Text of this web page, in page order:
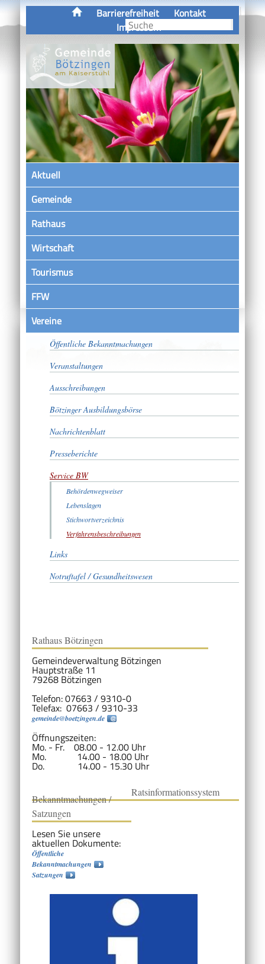
Barrierefreiheit
Kontakt
Impressum
Aktuell
Gemeinde
Rathaus
Wirtschaft
Tourismus
FFW
VereineSatzungen
Öffentliche Bekanntmachungen
Veranstaltungen
Ausschreibungen
Bötzinger Ausbildungsbörse
Nachrichtenblatt
Presseberichte
Service BW
Behördenwegweiser
Lebenslagen
Stichwortverzeichnis
Verfahrensbeschreibungen
Links
Notruftafel / Gesundheitswesen
Rathaus Bötzingen
Gemeindeverwaltung Bötzingen
Hauptstraße 11
79268 Bötzingen
Telefon: 07663 / 9310-0
Telefax: 07663 / 9310-33
gemeinde@boetzingen.de
Öffnungszeiten:
Mo. - Fr. 08.00 - 12.00 Uhr
Mo. 14.00 - 18.00 Uhr
Do. 14.00 - 15.30 Uhr
Bekanntmachungen /
Satzungen
Lesen Sie unsere
aktuellen Dokumente:
Öffentliche
Bekanntmachungen
Satzungen
Ratsinformationssystem